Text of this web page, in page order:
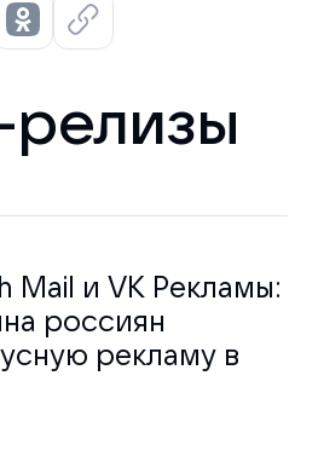
Mail и VK Рекламы:
россиян
рекламу в